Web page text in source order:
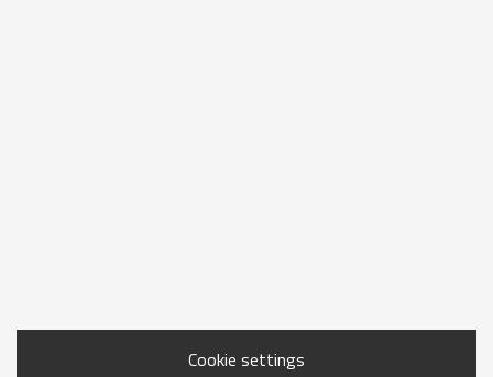
Cookie settings